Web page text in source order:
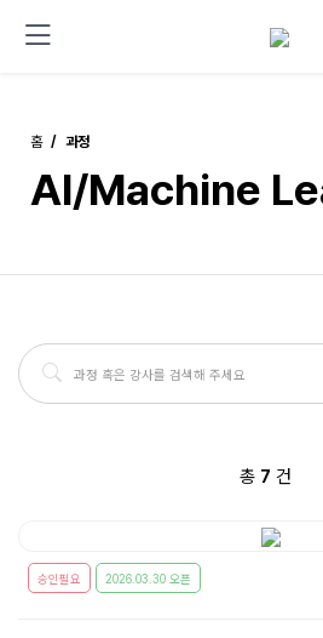
홈 과정
AI/Machine
총 7 건
승인필요 2026.03.30 오픈